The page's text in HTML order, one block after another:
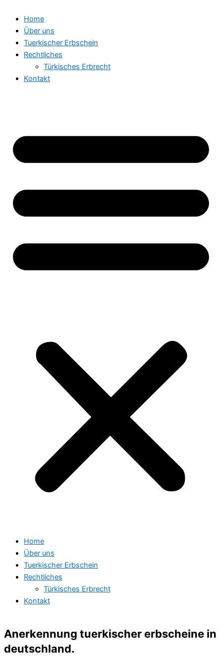
Home
Über uns
Tuerkischer Erbschein
Rechtliches
Türkisches Erbrecht
Kontakt
Home
Über uns
Tuerkischer Erbschein
Rechtliches
Türkisches Erbrecht
Kontakt
Anerkennung tuerkischer erbscheine in
deutschland.